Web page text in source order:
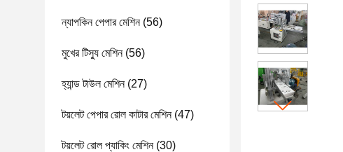
ন্যাপকিন পেপার মেশিন(56)
মুখের টিস্যু মেশিন(56)
হ্যান্ড টাউল মেশিন(27)
টয়লেট পেপার রোল কাটার মেশিন(47)
টয়লেট রোল প্যাকিং মেশিন(30)